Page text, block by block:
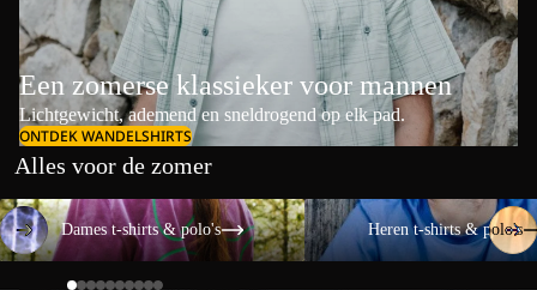
Een zomerse klassieker voor mannen
Lichtgewicht, ademend en sneldrogend op elk pad.
ONTDEK WANDELSHIRTS
Alles voor de zomer
Dames t-shirts & polo's
Dames t-shirts & polo's
Heren t-shirts & polo's
Heren t-shirts & polo's